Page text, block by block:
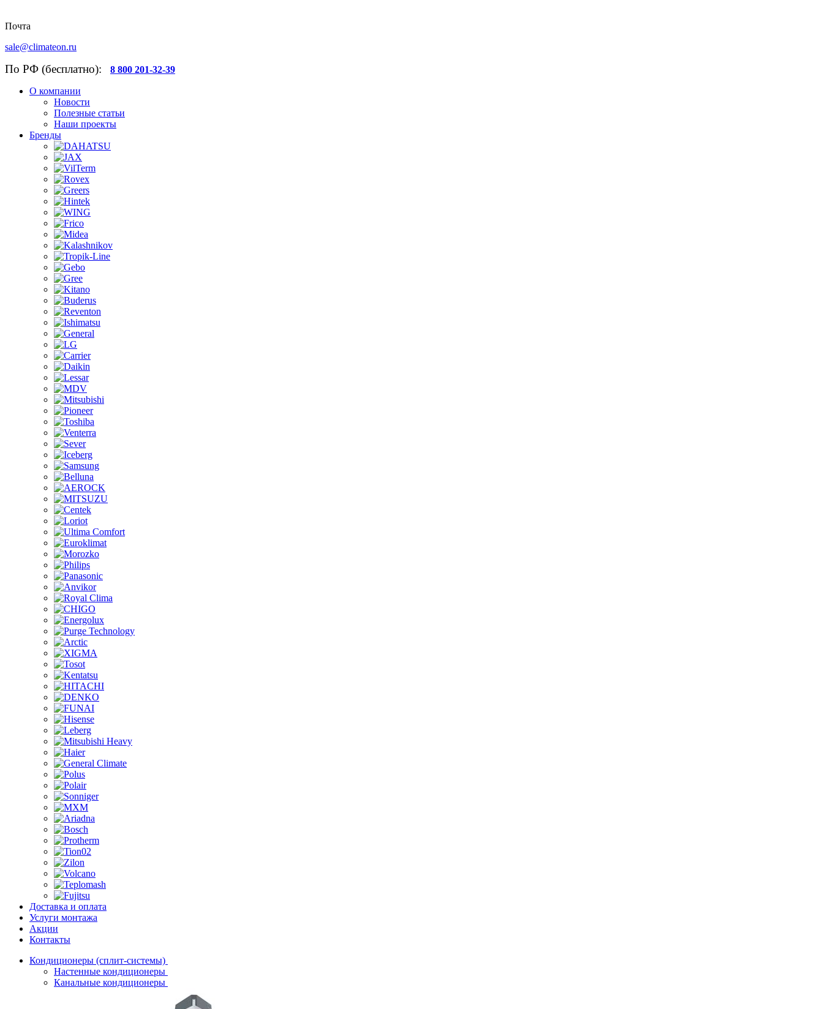
Почта
sale@climateon.ru
По РФ (бесплатно): 8 800 201-32-39
О компании
Новости
Полезные статьи
Наши проекты
Бренды
Доставка и оплата
Услуги монтажа
Акции
Контакты
Кондиционеры (сплит-системы)
Настенные кондиционеры
Канальные кондиционеры